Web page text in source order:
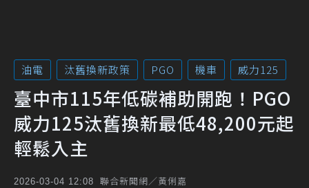
油電 汰舊換新政策 PGO 機車 威力125
臺中市115年低碳補助開跑！PGO
威力125汰舊換新最低48,200元起
輕鬆入主
2026-03-04 12:08 聯合新聞網／黃俐嘉